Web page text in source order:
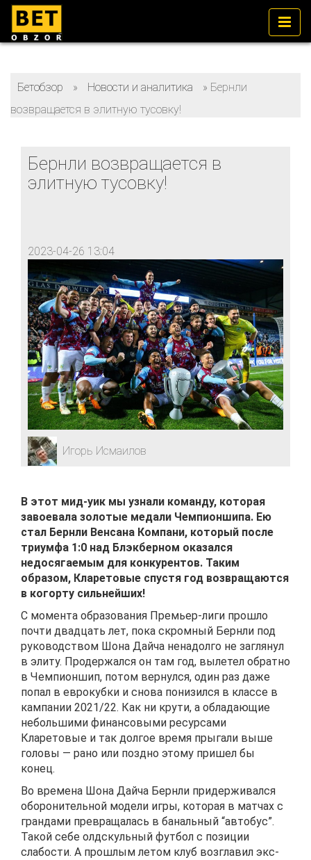
Бетобзор » Новости и аналитика » Бернли
возвращается в элитную тусовку!
Бернли возвращается в
элитную тусовку!
2023-04-26 13:04
Игорь Исмаилов
В этот мид-уик мы узнали команду, которая
завоевала золотые медали Чемпионшипа. Ею
стал Бернли Венсана Компани, который после
триумфа 1:0 над Блэкберном оказался
недосягаемым для конкурентов. Таким
образом, Кларетовые спустя год возвращаются
в когорту сильнейших!
С момента образования Премьер-лиги прошло
почти двадцать лет, пока скромный Бернли под
руководством Шона Дайча ненадолго не заглянул
в элиту. Продержался он там год, вылетел обратно
в Чемпионшип, потом вернулся, один раз даже
попал в еврокубки и снова понизился в классе в
кампании 2021/22. Как ни крути, а обладающие
небольшими финансовыми ресурсами
Кларетовые и так долгое время прыгали выше
головы — рано или поздно этому пришел бы
конец.
Во времена Шона Дайча Бернли придерживался
оборонительной модели игры, которая в матчах с
грандами превращалась в банальный “автобус”.
Такой себе олдскульный футбол с позиции
слабости. А прошлым летом клуб возглавил экс-